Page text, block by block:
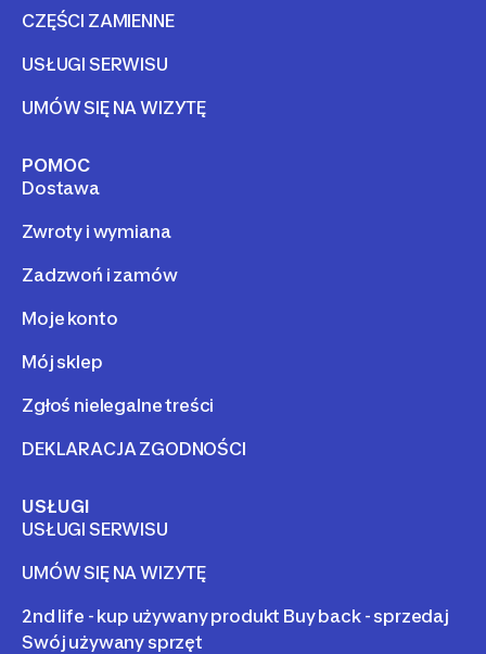
CZĘŚCI ZAMIENNE
USŁUGI SERWISU
UMÓW SIĘ NA WIZYTĘ
POMOC
Dostawa
Zwroty i wymiana
Zadzwoń i zamów
Moje konto
Mój sklep
Zgłoś nielegalne treści
DEKLARACJA ZGODNOŚCI
USŁUGI
USŁUGI SERWISU
UMÓW SIĘ NA WIZYTĘ
2nd life - kup używany produkt Buy back - sprzedaj
Swój używany sprzęt